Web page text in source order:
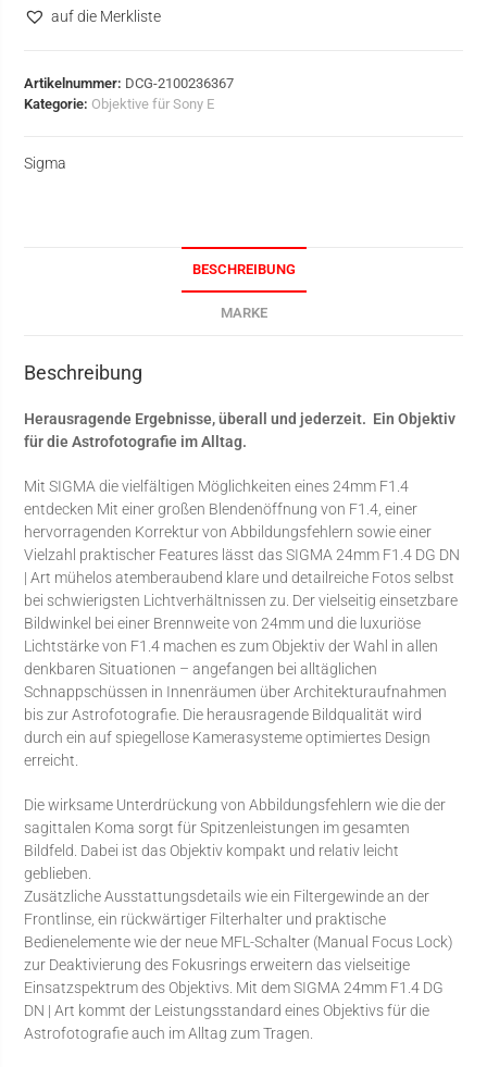
auf die Merkliste
Artikelnummer: DCG-2100236367
Kategorie: Objektive für Sony E
Sigma
BESCHREIBUNG
MARKE
Beschreibung
Herausragende Ergebnisse, überall und jederzeit. Ein Objektiv
für die Astrofotografie im Alltag.
Mit SIGMA die vielfältigen Möglichkeiten eines 24mm F1.4
entdecken Mit einer großen Blendenöffnung von F1.4, einer
hervorragenden Korrektur von Abbildungsfehlern sowie einer
Vielzahl praktischer Features lässt das SIGMA 24mm F1.4 DG DN
| Art mühelos atemberaubend klare und detailreiche Fotos selbst
bei schwierigsten Lichtverhältnissen zu. Der vielseitig einsetzbare
Bildwinkel bei einer Brennweite von 24mm und die luxuriöse
Lichtstärke von F1.4 machen es zum Objektiv der Wahl in allen
denkbaren Situationen – angefangen bei alltäglichen
Schnappschüssen in Innenräumen über Architekturaufnahmen
bis zur Astrofotografie. Die herausragende Bildqualität wird
durch ein auf spiegellose Kamerasysteme optimiertes Design
erreicht.
Die wirksame Unterdrückung von Abbildungsfehlern wie die der
sagittalen Koma sorgt für Spitzenleistungen im gesamten
Bildfeld. Dabei ist das Objektiv kompakt und relativ leicht
geblieben.
Zusätzliche Ausstattungsdetails wie ein Filtergewinde an der
Frontlinse, ein rückwärtiger Filterhalter und praktische
Bedienelemente wie der neue MFL-Schalter (Manual Focus Lock)
zur Deaktivierung des Fokusrings erweitern das vielseitige
Einsatzspektrum des Objektivs. Mit dem SIGMA 24mm F1.4 DG
DN | Art kommt der Leistungsstandard eines Objektivs für die
Astrofotografie auch im Alltag zum Tragen.